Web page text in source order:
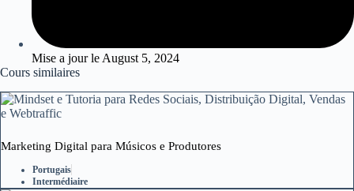
Mise a jour le August 5, 2024
Cours similaires
Marketing Digital para Músicos e Produtores
Portugais
Intermédiaire